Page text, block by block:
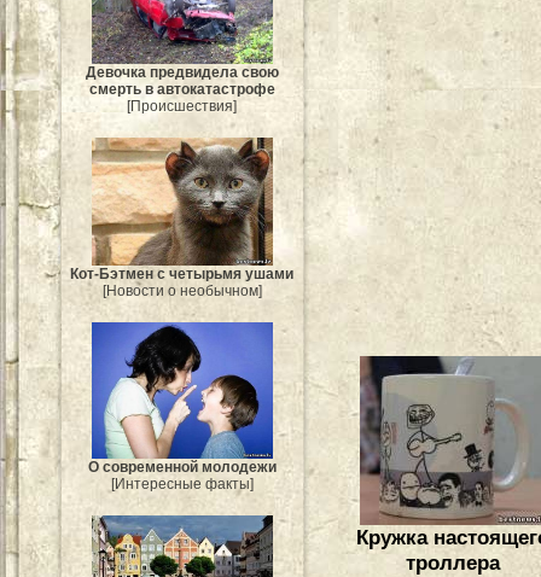
Девочка предвидела свою
смерть в автокатастрофе
[Происшествия]
Кот-Бэтмен с четырьмя ушами
[Новости о необычном]
О современной молодежи
[Интересные факты]
Кружка
троллера